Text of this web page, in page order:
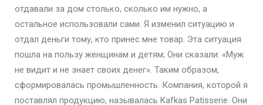
отдавали за дом столько, сколько им нужно, а
остальное использовали сами. Я изменил ситуацию и
отдал деньги тому, кто принес мне товар. Эта ситуация
пошла на пользу женщинам и детям; Они сказали: «Муж
не видит и не знает своих денег». Таким образом,
сформировалась промышленность. Компания, которой я
поставлял продукцию, называлась Kafkas Patisserie. Они